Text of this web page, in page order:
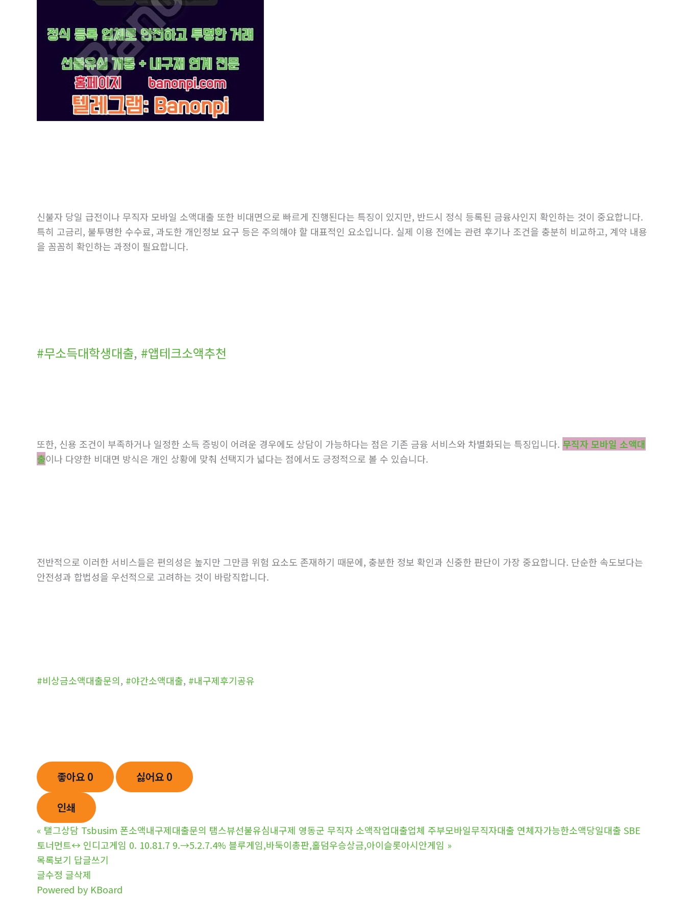
신불자 당일 급전이나 무직자 모바일 소액대출 또한 비대면으로 빠르게 진행된다는 특징이 있지만, 반드시 정식 등록된 금융사인지 확인하는 것이 중요합니다.
특히 고금리, 불투명한 수수료, 과도한 개인정보 요구 등은 주의해야 할 대표적인 요소입니다. 실제 이용 전에는 관련 후기나 조건을 충분히 비교하고, 계약 내용
을 꼼꼼히 확인하는 과정이 필요합니다.
#무소득대학생대출, #앱테크소액추천
또한, 신용 조건이 부족하거나 일정한 소득 증빙이 어려운 경우에도 상담이 가능하다는 점은 기존 금융 서비스와 차별화되는 특징입니다. 무직자 모바일 소액대
출이나 다양한 비대면 방식은 개인 상황에 맞춰 선택지가 넓다는 점에서도 긍정적으로 볼 수 있습니다.
전반적으로 이러한 서비스들은 편의성은 높지만 그만큼 위험 요소도 존재하기 때문에, 충분한 정보 확인과 신중한 판단이 가장 중요합니다. 단순한 속도보다는
안전성과 합법성을 우선적으로 고려하는 것이 바람직합니다.
#비상금소액대출문의, #야간소액대출, #내구제후기공유
좋아요 0 싫어요 0
인쇄
« 탤그상담 Tsbusim 폰소액내구제대출문의 탬스뷰선불유심내구제 영동군 무직자 소액작업대출업체 주부모바일무직자대출 연체자가능한소액당일대출 SBE
토너먼트↔ 인디고게임 0. 10.81.7 9.→5.2.7.4% 블루게임,바둑이총판,홀덤우승상금,아이슬롯아시안게임 »
목록보기 답글쓰기
글수정 글삭제
Powered by KBoard